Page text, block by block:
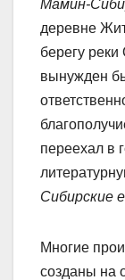
Мамин-
деревне
берегу
вынужден
переехал в
Сибирские
Многие
созданы на